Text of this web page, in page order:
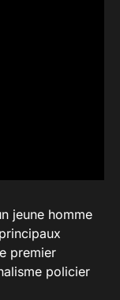
jeune homme
premier
policier